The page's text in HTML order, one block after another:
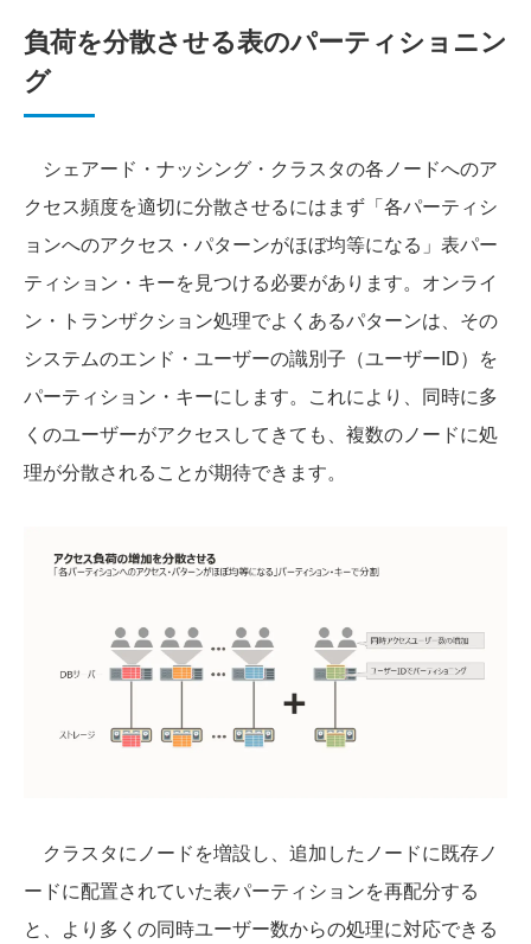
負荷を分散させる表のパーティショニン
グ
シェアード・ナッシング・クラスタの各ノードへのア
クセス頻度を適切に分散させるにはまず「各パーティシ
ョンへのアクセス・パターンがほぼ均等になる」表パー
ティション・キーを見つける必要があります。オンライ
ン・トランザクション処理でよくあるパターンは、その
システムのエンド・ユーザーの識別子（ユーザーID）を
パーティション・キーにします。これにより、同時に多
くのユーザーがアクセスしてきても、複数のノードに処
理が分散されることが期待できます。
クラスタにノードを増設し、追加したノードに既存ノ
ードに配置されていた表パーティションを再配分する
と、より多くの同時ユーザー数からの処理に対応できる